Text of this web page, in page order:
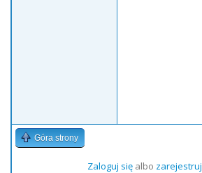
Góra strony
Zaloguj sięalbo zarejestruj